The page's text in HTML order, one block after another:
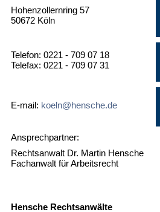
Hohenzollernring 57
50672 Köln
Telefon: 0221 - 709 07 18
Telefax: 0221 - 709 07 31
E-mail: koeln@hensche.de
Ansprechpartner:
Rechtsanwalt Dr. Martin Hensche
Fachanwalt für Arbeitsrecht
Hensche Rechtsanwälte